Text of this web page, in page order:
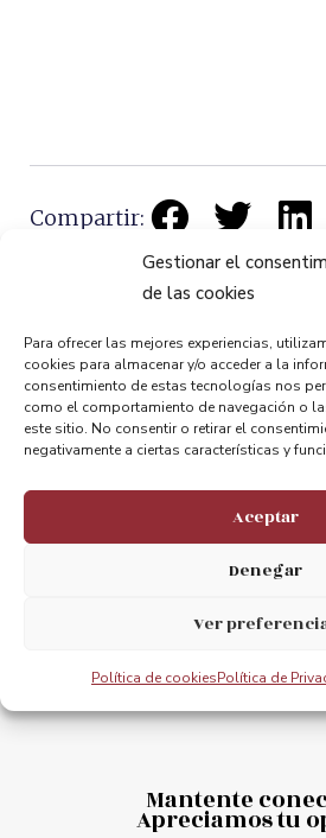
Gestionar el
de las cookies
Para ofrecer las mejores experiencias,
cookies para almacenar y/o acceder a la
consentimiento de estas tecnologías nos
como el comportamiento de navegación o
este sitio. No consentir o retirar el
negativamente a ciertas características y
Aceptar
Denegar
Ver
Política de cookiesPolítica de
Compartir:
ANTERIOR
Aquiles, el espectaculo itinerante de teatro de calle visita el Puente Bizkaia
Mantente
Apreciamos tu